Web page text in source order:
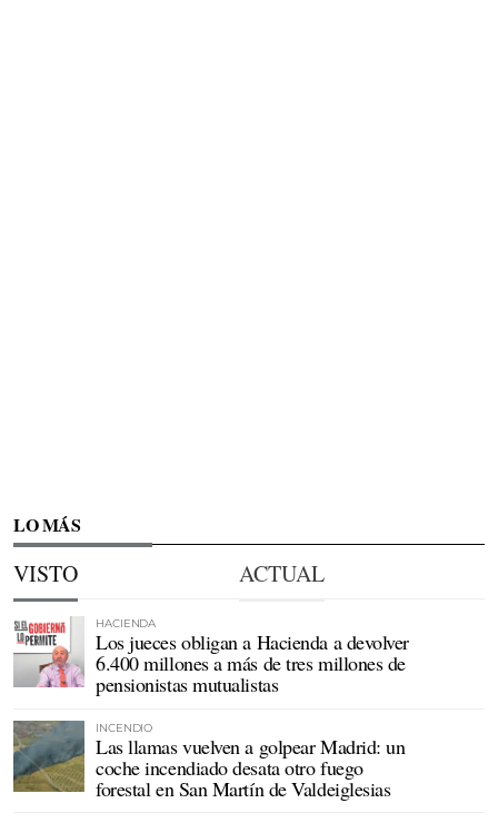
LO MÁS
VISTO ACTUAL
HACIENDA
Los jueces obligan a Hacienda a devolver
6.400 millones a más de tres millones de
pensionistas mutualistas
INCENDIO
Las llamas vuelven a golpear Madrid: un
coche incendiado desata otro fuego
forestal en San Martín de Valdeiglesias